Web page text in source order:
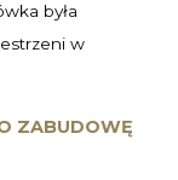
była
w
ZABUDOWĘ